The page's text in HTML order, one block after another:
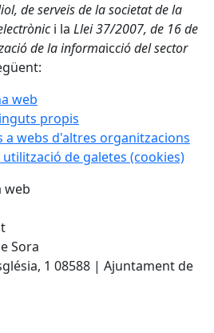
de serveis de la societat de la
i la Llei 37/2007, de 16 de
de la informaicció del sector
web
propis
a webs d'altres organitzacions
de galetes (cookies)
web
Sora
1 08588 | Ajuntament de